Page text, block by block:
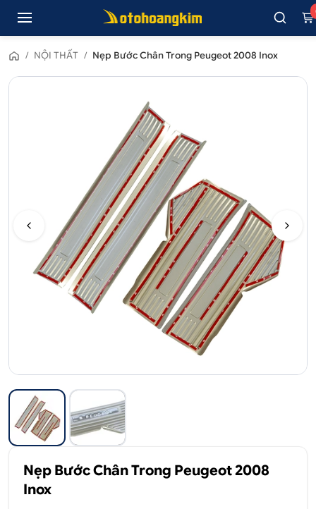
/ NỘI THẤT / Nẹp Bước Chân Trong Peugeot 2008 Inox
Nẹp Bước Chân Trong Peugeot 2008
Inox